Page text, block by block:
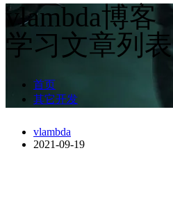
vlambda博客
学习文章列表
首页
其它开发
vlambda
2021-09-19